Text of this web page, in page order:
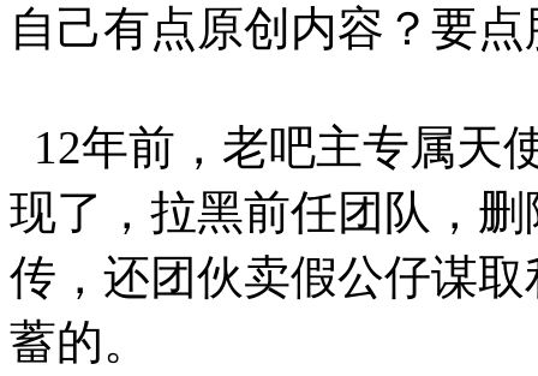
自己有点原创内容？要点
12年前，老吧主专属天
现了，拉黑前任团队，
传，还团伙卖假公仔谋
蓄的。